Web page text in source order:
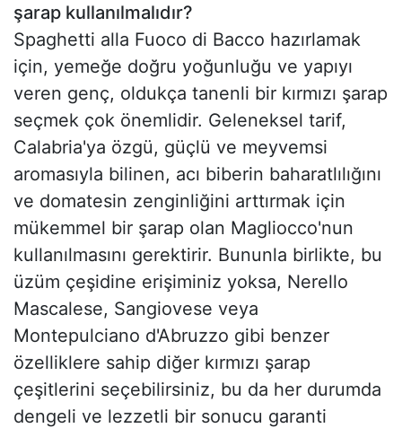
şarap kullanılmalıdır?
Spaghetti alla Fuoco di Bacco hazırlamak
için, yemeğe doğru yoğunluğu ve yapıyı
veren genç, oldukça tanenli bir kırmızı şarap
seçmek çok önemlidir. Geleneksel tarif,
Calabria'ya özgü, güçlü ve meyvemsi
aromasıyla bilinen, acı biberin baharatlılığını
ve domatesin zenginliğini arttırmak için
mükemmel bir şarap olan Magliocco'nun
kullanılmasını gerektirir. Bununla birlikte, bu
üzüm çeşidine erişiminiz yoksa, Nerello
Mascalese, Sangiovese veya
Montepulciano d'Abruzzo gibi benzer
özelliklere sahip diğer kırmızı şarap
çeşitlerini seçebilirsiniz, bu da her durumda
dengeli ve lezzetli bir sonucu garanti